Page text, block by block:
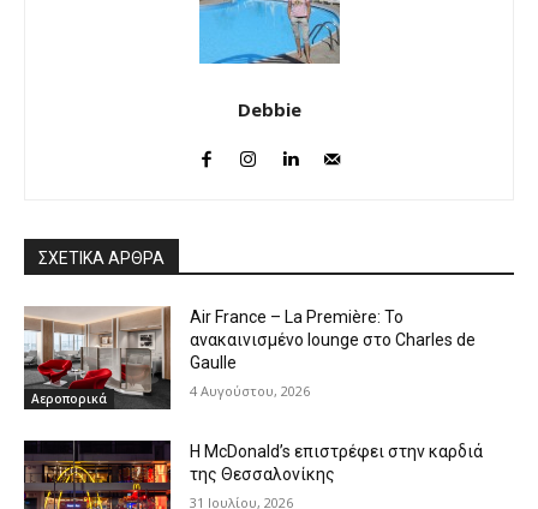
Debbie
ΣΧΕΤΙΚΑ ΑΡΘΡΑ
Αεροπορικά
Air France – La Première: Το
ανακαινισμένο lounge στο Charles de
Gaulle
4 Αυγούστου, 2026
Η McDonald’s επιστρέφει στην καρδιά
της Θεσσαλονίκης
31 Ιουλίου, 2026